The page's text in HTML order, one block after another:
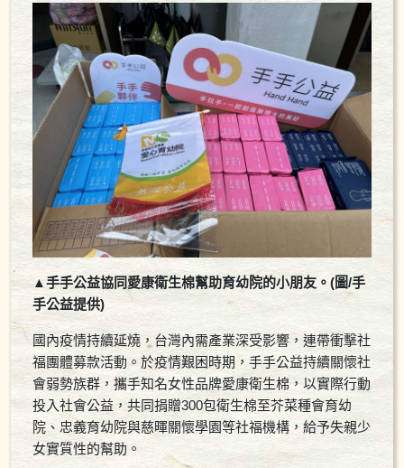
▲手手公益協同愛康衛生棉幫助育幼院的小朋友。(圖/手
手公益提供)
國內疫情持續延燒，台灣內需產業深受影響，連帶衝擊社
福團體募款活動。於疫情艱困時期，手手公益持續關懷社
會弱勢族群，攜手知名女性品牌愛康衛生棉，以實際行動
投入社會公益，共同捐贈300包衛生棉至芥菜種會育幼
院、忠義育幼院與慈暉關懷學園等社福機構，給予失親少
女實質性的幫助。